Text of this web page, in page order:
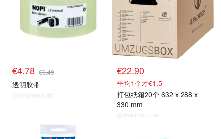
€4.78 €6.49
透明胶带
@dealmoon.de
€22.90
平均1个才€1.5
打包纸箱20个 632 x 288 x
330 mm
@dealmoon.de